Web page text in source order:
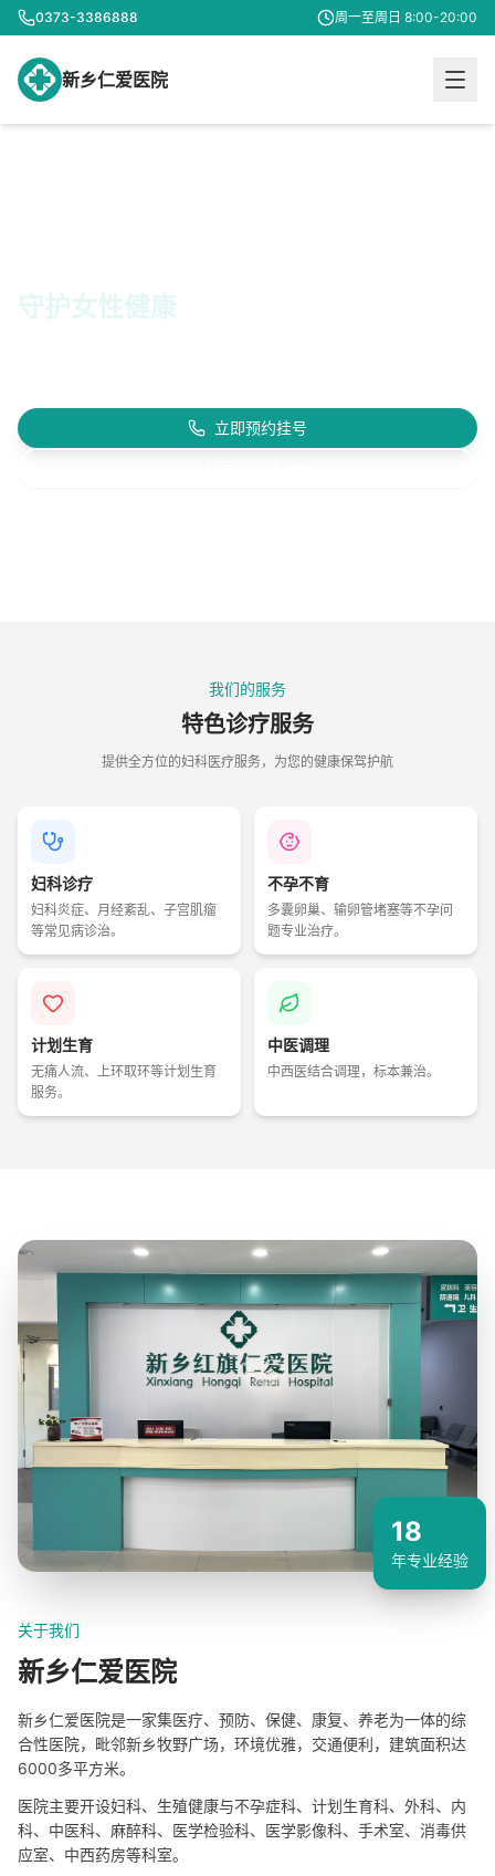
0373-3386888 周一至周日 8:00-20:00
新乡仁爱医院
守护女性健康
立即预约挂号
我们的服务
特色诊疗服务
提供全方位的妇科医疗服务，为您的健康保驾护航
妇科诊疗
妇科炎症、月经紊乱、子宫肌瘤
等常见病诊治。
不孕不育
多囊卵巢、输卵管堵塞等不孕问
题专业治疗。
计划生育
无痛人流、上环取环等计划生育
服务。
中医调理
中西医结合调理，标本兼治。
18
年专业经验
关于我们
新乡仁爱医院
新乡仁爱医院是一家集医疗、预防、保健、康复、养老为一体的综
合性医院，毗邻新乡牧野广场，环境优雅，交通便利，建筑面积达
6000多平方米。
医院主要开设妇科、生殖健康与不孕症科、计划生育科、外科、内
科、中医科、麻醉科、医学检验科、医学影像科、手术室、消毒供
应室、中西药房等科室。